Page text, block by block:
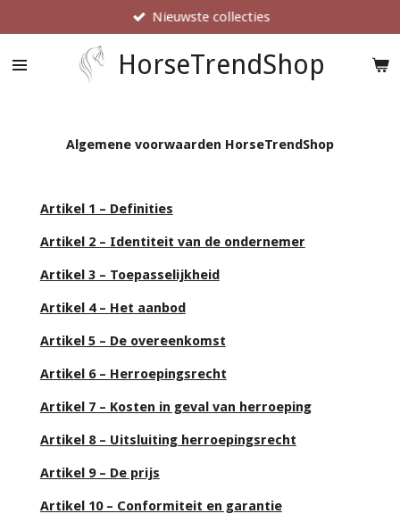
direct
naar
HorseTrendShop
Nieuwste collecties
Algemene voorwaarden HorseTrendShop
Artikel 1 – Definities
Artikel 2 – Identiteit van de ondernemer
Artikel 3 – Toepasselijkheid
Artikel 4 – Het aanbod
Artikel 5 – De overeenkomst
Artikel 6 – Herroepingsrecht
Artikel 7 – Kosten in geval van herroeping
Artikel 8 – Uitsluiting herroepingsrecht
Artikel 9 – De prijs
Artikel 10 – Conformiteit en garantie